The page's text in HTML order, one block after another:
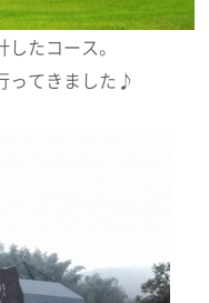
たコース。
ってきました♪